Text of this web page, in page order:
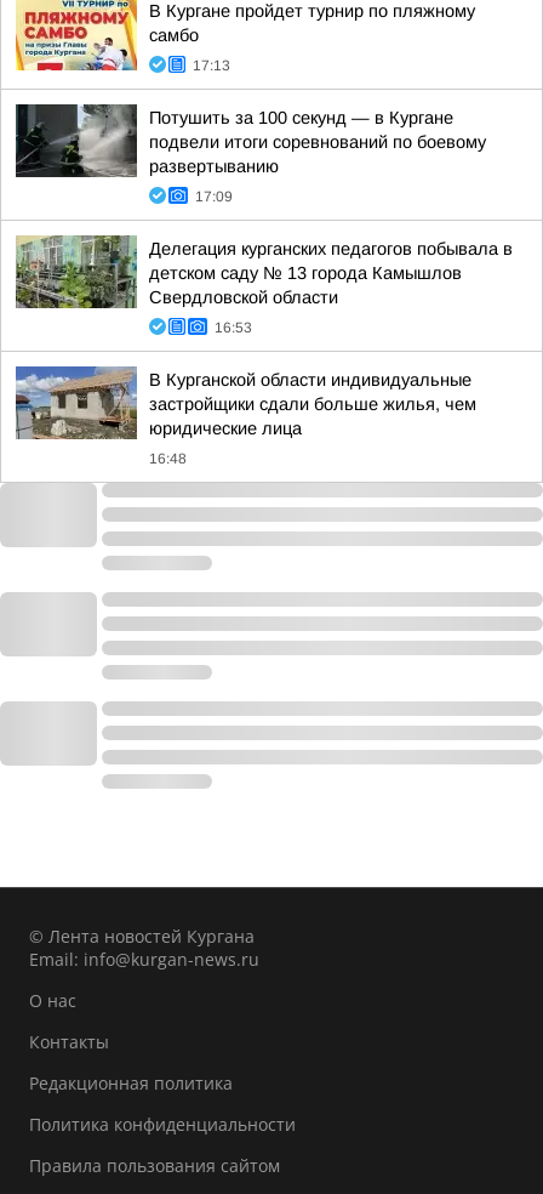
В Кургане пройдет турнир по пляжному
самбо
17:13
Потушить за 100 секунд — в Кургане
подвели итоги соревнований по боевому
развертыванию
17:09
Делегация курганских педагогов побывала в
детском саду № 13 города Камышлов
Свердловской области
16:53
В Курганской области индивидуальные
застройщики сдали больше жилья, чем
юридические лица
16:48
© Лента новостей Кургана
Email: info@kurgan-news.ru
О нас
Контакты
Редакционная политика
Политика конфиденциальности
Правила пользования сайтом